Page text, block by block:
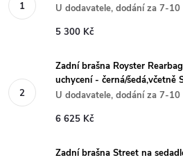
U dodavatele, dodání za 7-
5 300 Kč
Zadní brašna Royster
uchycení - černá/šedá,včetně
U dodavatele, dodání za 7-
6 625 Kč
Zadní brašna Street na